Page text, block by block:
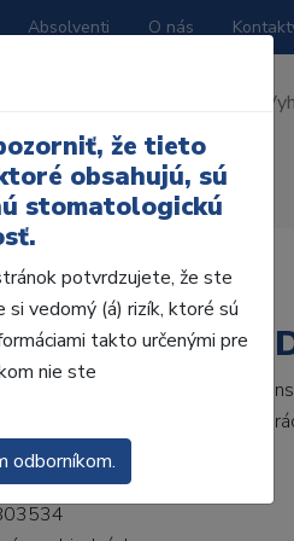
Absolventi O nás
B2
1x28 S53-I53-
estetické živičné zuby
špeciálnej živice novej
VÍCE
že tieto
obsahujú, sú
stomatologickú
potvrdzujete, že ste
vedomý (á) rizík, ktoré sú
takto určenými pre
nie ste
odborníkom.